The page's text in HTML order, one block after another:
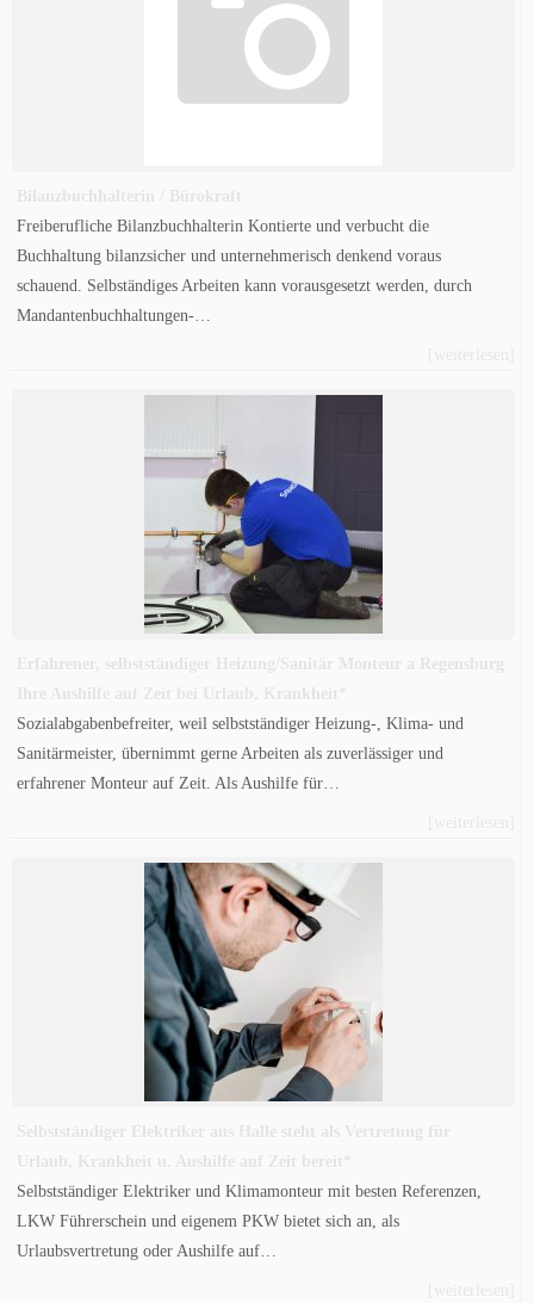
Bilanzbuchhalterin / Bürokraft
Freiberufliche Bilanzbuchhalterin Kontierte und verbucht die
Buchhaltung bilanzsicher und unternehmerisch denkend voraus
schauend. Selbständiges Arbeiten kann vorausgesetzt werden, durch
Mandantenbuchhaltungen-…
[weiterlesen]
Erfahrener, selbstständiger Heizung/Sanitär Monteur a Regensburg
Ihre Aushilfe auf Zeit bei Urlaub, Krankheit*
Sozialabgabenbefreiter, weil selbstständiger Heizung-, Klima- und
Sanitärmeister, übernimmt gerne Arbeiten als zuverlässiger und
erfahrener Monteur auf Zeit. Als Aushilfe für…
[weiterlesen]
Selbstständiger Elektriker aus Halle steht als Vertretung für
Urlaub, Krankheit u. Aushilfe auf Zeit bereit*
Selbstständiger Elektriker und Klimamonteur mit besten Referenzen,
LKW Führerschein und eigenem PKW bietet sich an, als
Urlaubsvertretung oder Aushilfe auf…
[weiterlesen]